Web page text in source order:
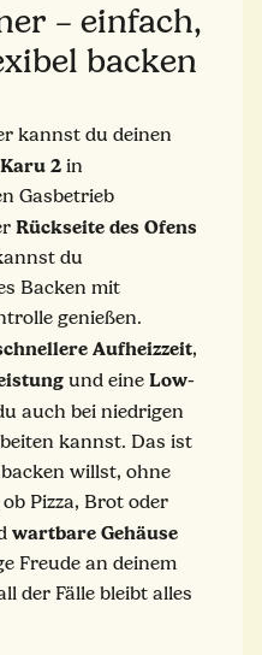
– einfach,
backen
kannst du deinen
Karu 2 in
Gasbetrieb
Rückseite des Ofens
du
Backen mit
genießen.
Aufheizzeit,
und eine Low-
auch bei niedrigen
kannst. Das ist
willst, ohne
Pizza, Brot oder
wartbare Gehäuse
Freude an deinem
der Fälle bleibt alles